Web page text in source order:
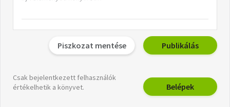
Piszkozat mentése Publikálás
Csak bejelentkezett felhasználók
értékelhetik a könyvet.
Belépek